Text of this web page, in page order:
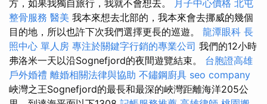
方，如果我獨自旅行，我就不會想去。 月子中心價格 北屯
整骨服務 醫美 我本來想去北部的，我本來會去挪威的幾個
目的地，所以也許下次我們選擇更長的巡遊。 龍潭眼科 長
照中心 單人房 專注於關鍵字行銷的專業公司 我們的12小時
弗洛米一天以沿Sognefjord的夜間遊覽結束。 台胞證高雄
戶外婚禮 離婚相關法律與協助 不鏽鋼廚具 seo company
峽灣之王Sognefjord的最長和最深的峽灣距離海洋205公